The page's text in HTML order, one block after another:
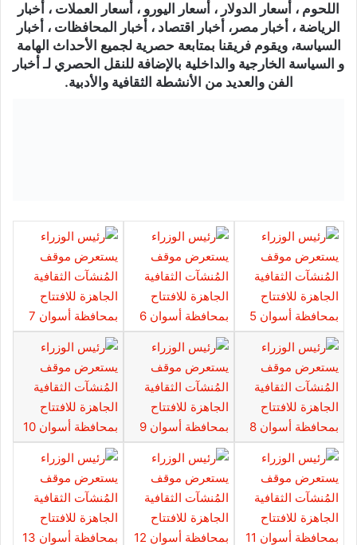
اللحوم ، أسعار الدولار ، أسعار اليورو ، أسعار العملات ، أخبار
الرياضة ، أخبار مصر، أخبار اقتصاد ، أخبار المحافظات ، أخبار
السياسة، ويقوم فريقنا بمتابعة حصرية لجميع الأحداث الهامة
و السياسة الخارجية والداخلية بالإضافة للنقل الحصري لـ أخبار
الفن والعديد من الأنشطة الثقافية والأدبية.